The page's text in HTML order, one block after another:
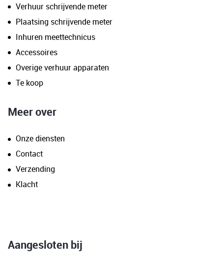
Verhuur schrijvende meter
Plaatsing schrijvende meter
Inhuren meettechnicus
Accessoires
Overige verhuur apparaten
Te koop
Meer over
Onze diensten
Contact
Verzending
Klacht
Aangesloten bij